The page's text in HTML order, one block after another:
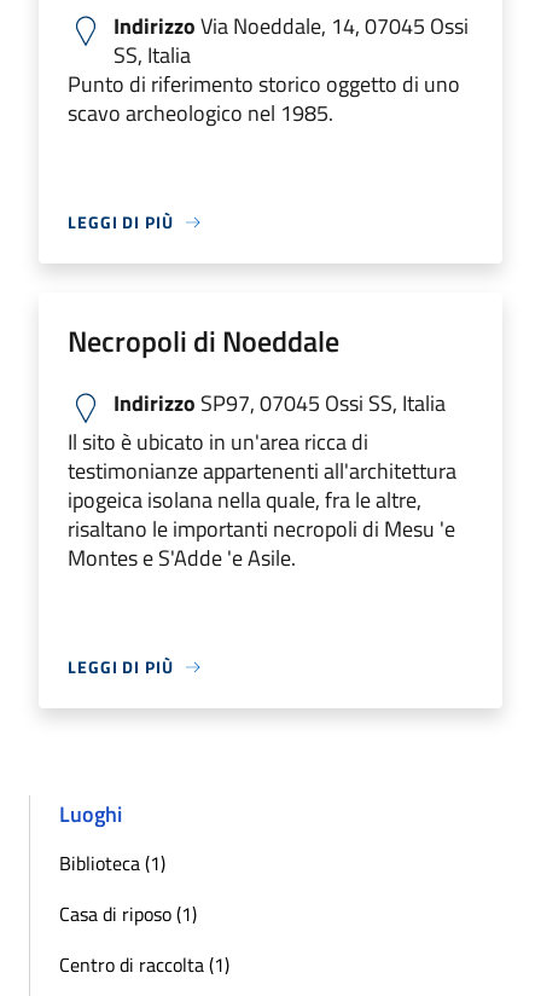
IndirizzoVia Noeddale, 14, 07045 Ossi
SS, Italia
Punto di riferimento storico oggetto di uno
scavo archeologico nel 1985.
LEGGI DI PIÙ
Necropoli di Noeddale
Indirizzo SP97, 07045 Ossi SS, Italia
Il sito è ubicato in un'area ricca di
testimonianze appartenenti all'architettura
ipogeica isolana nella quale, fra le altre,
risaltano le importanti necropoli di Mesu 'e
Montes e S'Adde 'e Asile.
LEGGI DI PIÙ
Luoghi
Biblioteca (1)
Casa di riposo (1)
Centro di raccolta (1)